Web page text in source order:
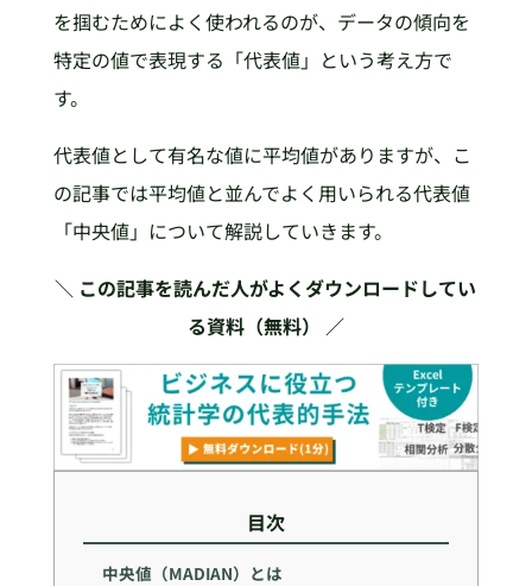
を掴むためによく使われるのが、データの傾向を
特定の値で表現する「代表値」という考え方で
す。
代表値として有名な値に平均値がありますが、こ
の記事では平均値と並んでよく用いられる代表値
「中央値」について解説していきます。
＼ この記事を読んだ人がよくダウンロードしてい
る資料（無料） ／
目次
中央値（MADIAN）とは